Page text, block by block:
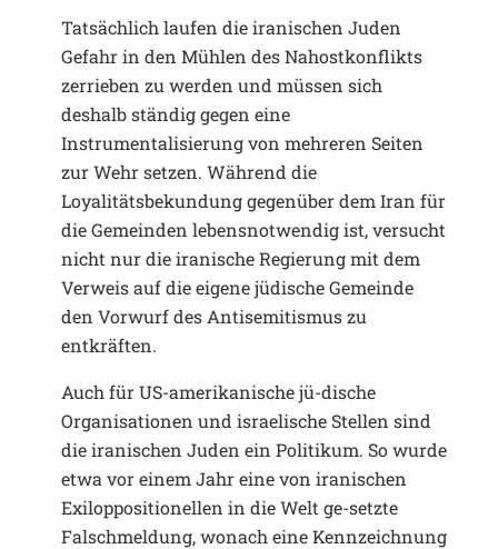
Tatsächlich laufen die iranischen Juden
Gefahr in den Mühlen des Nahostkonflikts
zerrieben zu werden und müssen sich
deshalb ständig gegen eine
Instrumentalisierung von mehreren Seiten
zur Wehr setzen. Während die
Loyalitätsbekundung gegenüber dem Iran für
die Gemeinden lebensnotwendig ist, versucht
nicht nur die iranische Regierung mit dem
Verweis auf die eigene jüdische Gemeinde
den Vorwurf des Antisemitismus zu
entkräften.
Auch für US-amerikanische jü-dische
Organisationen und israelische Stellen sind
die iranischen Juden ein Politikum. So wurde
etwa vor einem Jahr eine von iranischen
Exiloppositionellen in die Welt ge-setzte
Falschmeldung, wonach eine Kennzeichnung